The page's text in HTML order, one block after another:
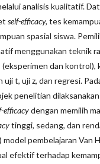
analisis kualitatif.
self-efficacy, tes
spasial siswa.
menggunakan teknik
dan kontrol),
uji t, uji z, dan regresi.
penelitian
efficacydengan memilih
tinggi, sedang, dan
model pembelajaran Van
efektif terhadap